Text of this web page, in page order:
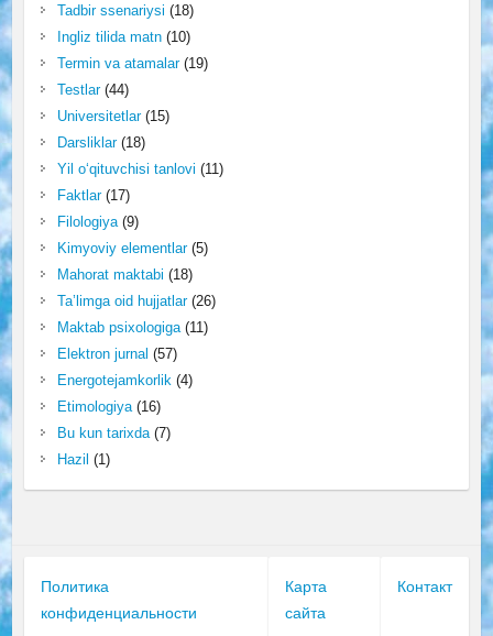
Tadbir ssenariysi (18)
Ingliz tilida matn(10)
Termin va atamalar(19)
Testlar(44)
Universitetlar(15)
Darsliklar(18)
Yil o‘qituvchisi tanlovi (11)
Faktlar(17)
Filologiya(9)
Kimyoviy elementlar(5)
Mahorat maktabi (18)
Ta’limga oid hujjatlar(26)
Maktab psixologiga(11)
Elektron jurnal (57)
Energotejamkorlik (4)
Etimologiya(16)
Bu kun tarixda(7)
Hazil (1)
Политика
конфиденциальности
Карта
сайта
Контакт